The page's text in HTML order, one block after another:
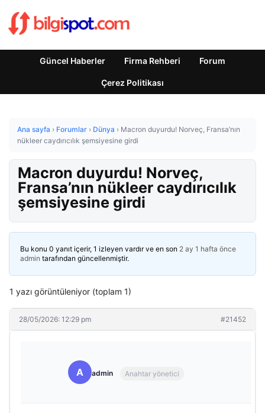
Güncel Haberler Firma Rehberi Forum
Çerez Politikası
Ana sayfa › Forumlar › Dünya › Macron duyurdu! Norveç, Fransa’nın
nükleer caydırıcılık şemsiyesine girdi
Macron duyurdu! Norveç,
Fransa’nın nükleer caydırıcılık
şemsiyesine girdi
Bu konu 0 yanıt içerir, 1 izleyen vardır ve en son 2 ay 1 hafta önce
admin tarafından güncellenmiştir.
1 yazı görüntüleniyor (toplam 1)
28/05/2026: 12:29 pm #21452
A admin Anahtar yönetici